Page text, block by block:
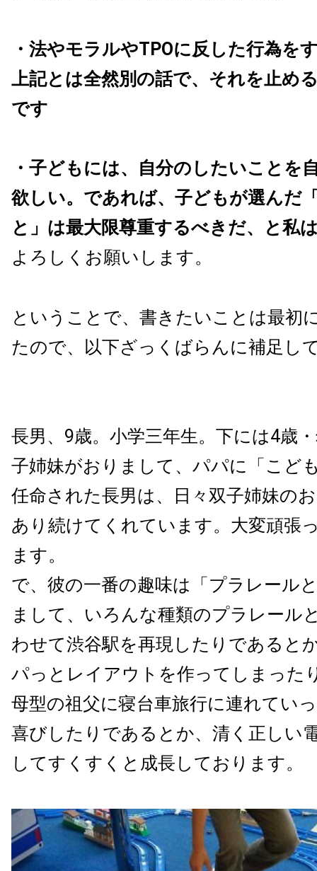
・法やモラルやTPOに反した行為を
上記とは全然別の話で、それを止め
です
・子どもには、自分のしたいことを
欲しい。であれば、子どもが選んだ
と」は最大限尊重するべきだ、と私
よろしくお願いします。
ということで、書きたいことは最初
たので、以下ざっくばらんに補足し
長男、9歳。小学三年生。下には4歳
子姉妹がおりまして、パパに「こど
任命された長男は、日々双子姉妹の
あり続けてくれています。大変頑張
ます。
で、彼の一番の趣味は「プラレール
まして、いろんな種類のプラレール
わせて渋谷駅を再現したりであると
パっとレイアウトを作ってしまった
母型の祖父に寝台車旅行に連れてい
喜びしたりであるとか、清く正しい
してすくすくと成長しております。